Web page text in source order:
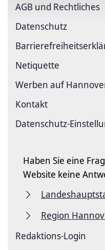
AGB und Rechtliches
Datenschutz
Netiquette
Werben auf
Kontakt
Datenschutz-
Haben Sie eine
Website keine
Region
Redaktions-Login